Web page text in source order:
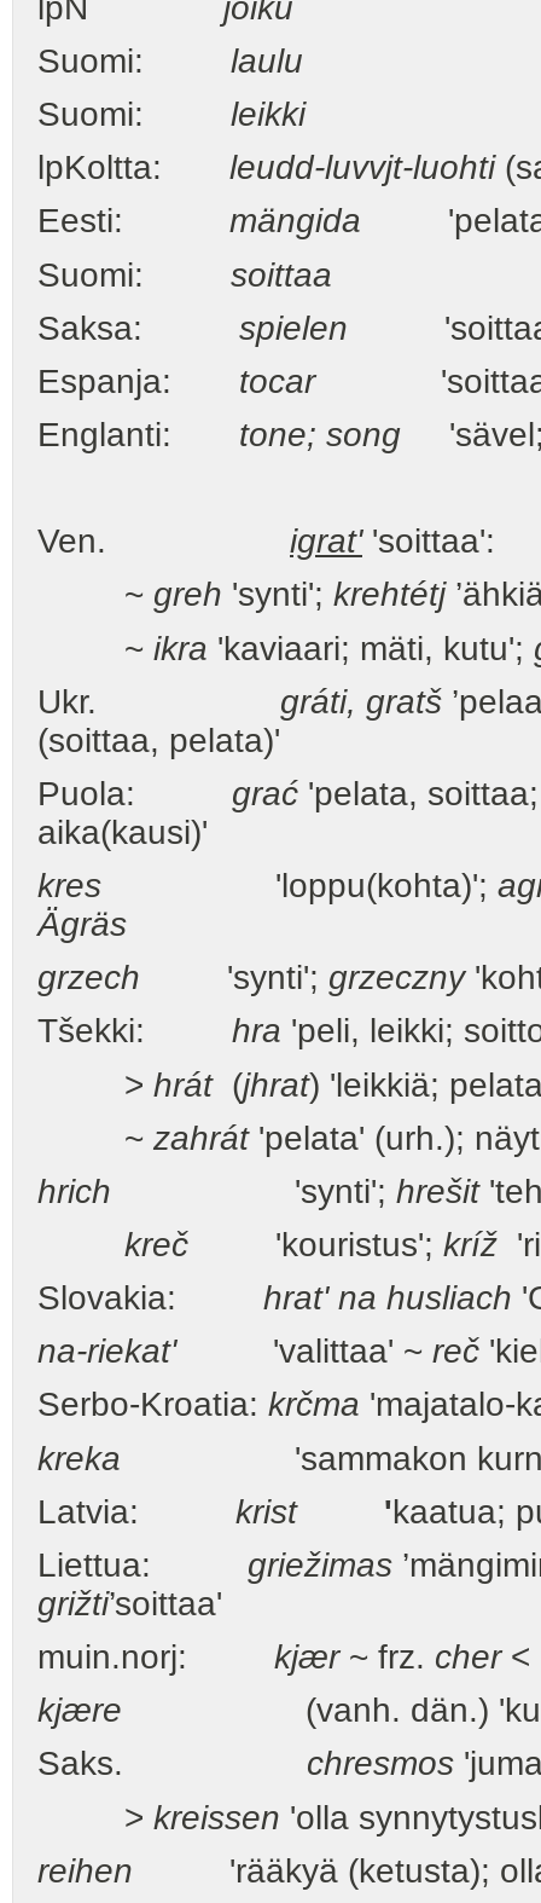
lpN joiku
Suomi: laulu
Suomi: leikki
lpKoltta: leudd-luvvjt-luohti
Eesti: mängida
Suomi: soittaa
Saksa: spielen
Espanja: tocar
Englanti: tone; song 'sävel;
Ven. igrat''soittaa':
~ greh 'synti'; krehtétj
~ ikra 'kaviaari; mäti, kutu';
Ukr. gráti, gratš
(soittaa, pelata)'
Puola: grać 'pelata,
aika(kausi)'
kres
'loppu(kohta)';
Ägräs
grzech 'synti'; grzeczny
Tšekki: hra 'peli, leikki;
> hrát(jhrat) 'leikkiä;
~ zahrát'pelata' (urh.);
hrich
'synti'; hrešit
kreč 'kouristus'; kríž
Slovakia: hrat' na husliach
na-riekat''valittaa' ~ reč
Serbo-Kroatia: krčma 'majatalo-
kreka 'sammakon
Latvia: krist 'kaatua;
Liettua: griežimas
grižti’soittaa'
muin.norj: kjær~ frz. cher<
kjære (vanh. dän.)
Saks. chresmos
> kreissen 'olla
reihen 'rääkyä (ketusta); olla